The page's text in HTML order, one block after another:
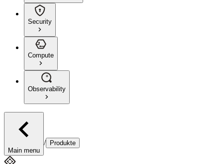
Security
Compute
Observability
Main menu
/ Produkte